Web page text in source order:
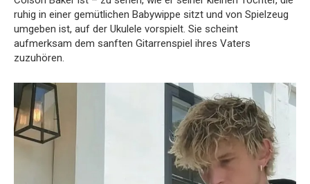
ruhig in einer gemütlichen Babywippe sitzt und von Spielzeug
umgeben ist, auf der Ukulele vorspielt. Sie scheint
aufmerksam dem sanften Gitarrenspiel ihres Vaters
zuzuhören.